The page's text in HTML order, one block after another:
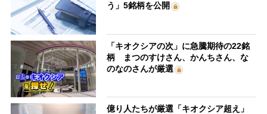
う」5銘柄を公開
「キオクシアの次」に急騰期待の22銘
柄 まつのすけさん、かんちさん、な
のなのさんが厳選
億り人たちが厳選「キオクシア超え」